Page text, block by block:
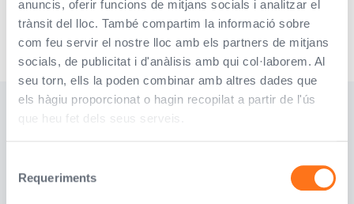
anuncis, oferir funcions de mitjans socials i analitzar el
trànsit del lloc. També compartim la informació sobre
com feu servir el nostre lloc amb els partners de mitjans
socials, de publicitat i d'anàlisis amb qui col·laborem. Al
seu torn, ells la poden combinar amb altres dades que
els hàgiu proporcionat o hagin recopilat a partir de l'ús
que heu fet dels seus serveis.
Requeriments
Tens dubtes?
Contacte agents
Nom*